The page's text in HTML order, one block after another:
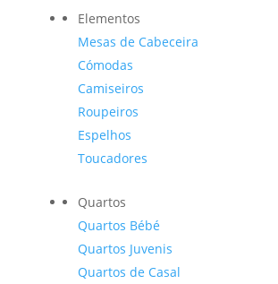
Elementos
Mesas de Cabeceira
Cómodas
Camiseiros
Roupeiros
Espelhos
Toucadores
Quartos
Quartos Bébé
Quartos Juvenis
Quartos de Casal